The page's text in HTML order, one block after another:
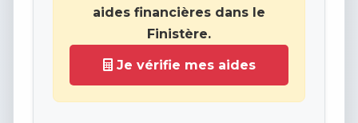
aides financières dans le
Finistère.
Je vérifie mes aides